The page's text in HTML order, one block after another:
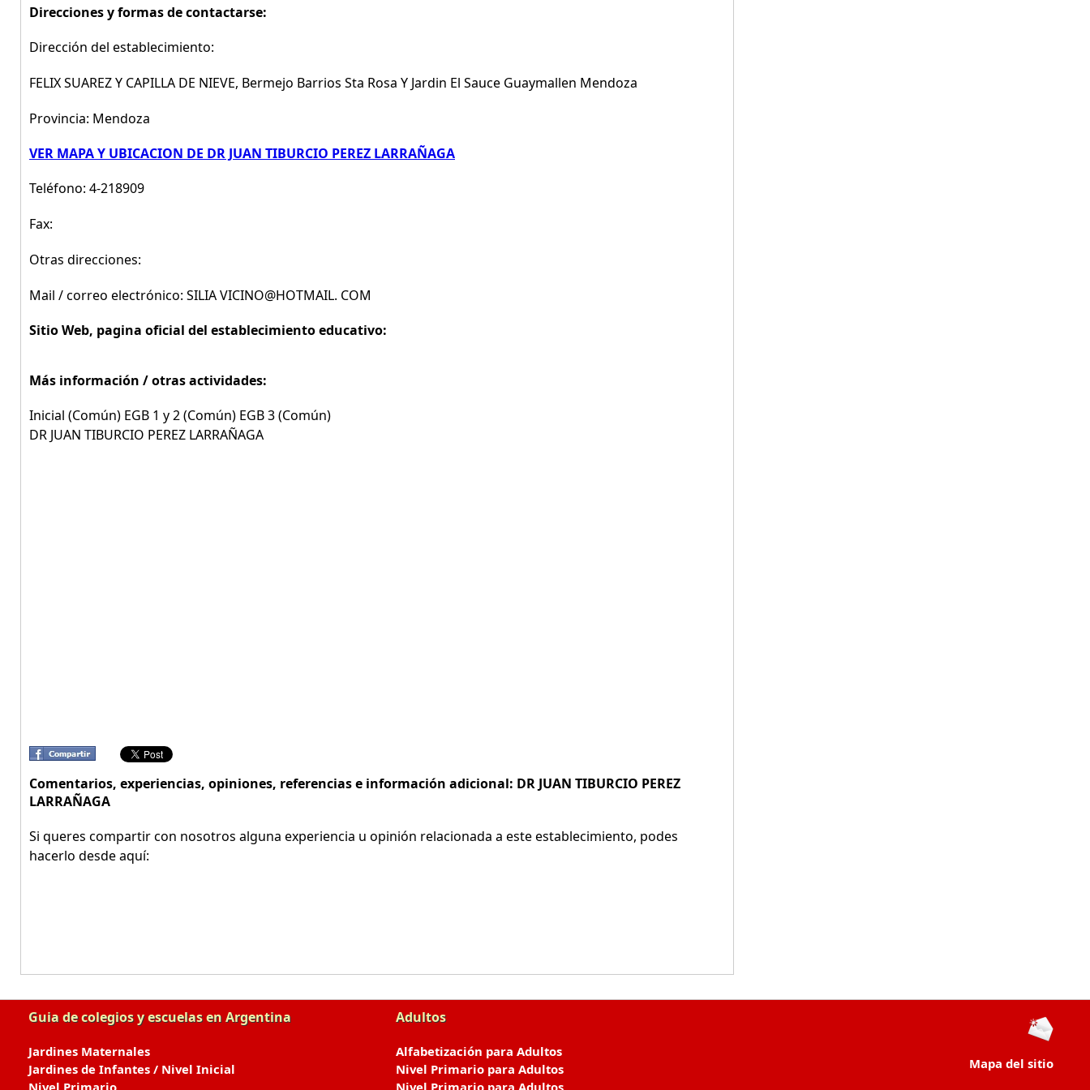
Direcciones y formas de contactarse:
Dirección del establecimiento:
FELIX SUAREZ Y CAPILLA DE NIEVE, Bermejo Barrios Sta Rosa Y Jardin El Sauce Guaymallen Mendoza
Provincia: Mendoza
VER MAPA Y UBICACION DE DR JUAN TIBURCIO PEREZ LARRAÑAGA
Teléfono: 4-218909
Fax:
Otras direcciones:
Mail / correo electrónico: SILIA VICINO@HOTMAIL. COM
Sitio Web, pagina oficial del establecimiento educativo:
Más información / otras actividades:
Inicial (Común) EGB 1 y 2 (Común) EGB 3 (Común)
DR JUAN TIBURCIO PEREZ LARRAÑAGA
Comentarios, experiencias, opiniones, referencias e información adicional: DR JUAN TIBURCIO PEREZ
LARRAÑAGA
Si queres compartir con nosotros alguna experiencia u opinión relacionada a este establecimiento, podes
hacerlo desde aquí:
Guia de colegios y escuelas en Argentina
Jardines Maternales
Jardines de Infantes / Nivel Inicial
Nivel Primario
Adultos
Alfabetización para Adultos
Nivel Primario para Adultos
Nivel Primario para Adultos
Mapa del sitio